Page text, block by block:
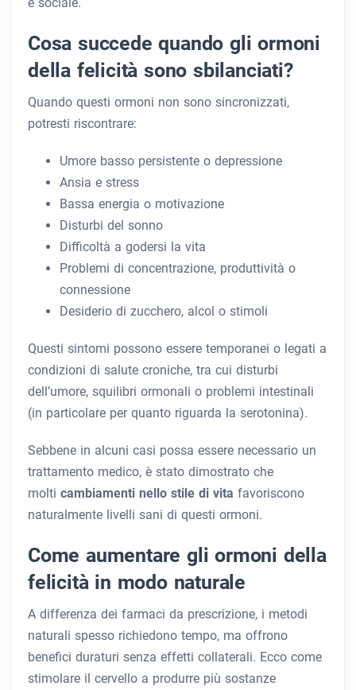
e sociale.
Cosa succede quando gli ormoni
della felicità sono sbilanciati?
Quando questi ormoni non sono sincronizzati,
potresti riscontrare:
Umore basso persistente o depressione
Ansia e stress
Bassa energia o motivazione
Disturbi del sonno
Difficoltà a godersi la vita
Problemi di concentrazione, produttività o
connessione
Desiderio di zucchero, alcol o stimoli
Questi sintomi possono essere temporanei o legati a
condizioni di salute croniche, tra cui disturbi
dell’umore, squilibri ormonali o problemi intestinali
(in particolare per quanto riguarda la serotonina).
Sebbene in alcuni casi possa essere necessario un
trattamento medico, è stato dimostrato che
molti cambiamenti nello stile di vita favoriscono
naturalmente livelli sani di questi ormoni.
Come aumentare gli ormoni della
felicità in modo naturale
A differenza dei farmaci da prescrizione, i metodi
naturali spesso richiedono tempo, ma offrono
benefici duraturi senza effetti collaterali. Ecco come
stimolare il cervello a produrre più sostanze